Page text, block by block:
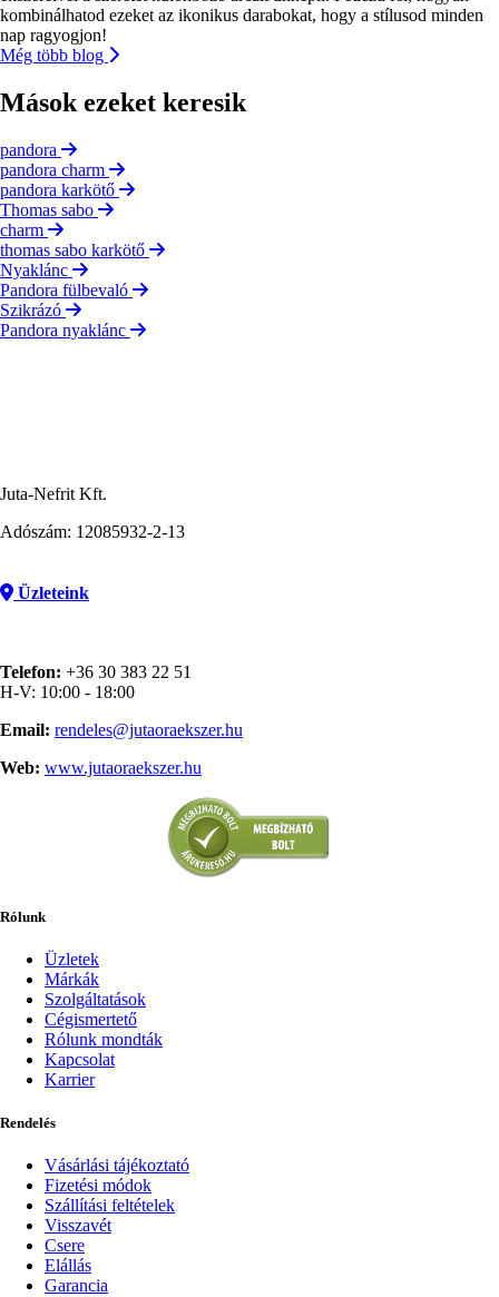
kombinálhatod ezeket az ikonikus darabokat, hogy a stílusod minden
nap ragyogjon!
Még több blog
Mások ezeket keresik
pandora
pandora charm
pandora karkötő
Thomas sabo
charm
thomas sabo karkötő
Nyaklánc
Pandora fülbevaló
Szikrázó
Pandora nyaklánc
Juta-Nefrit Kft.
Adószám: 12085932-2-13
Üzleteink
Telefon: +36 30 383 22 51
H-V: 10:00 - 18:00
Email: rendeles@jutaoraekszer.hu
Web: www.jutaoraekszer.hu
Rólunk
Üzletek
Márkák
Szolgáltatások
Cégismertető
Rólunk mondták
Kapcsolat
Karrier
Rendelés
Vásárlási tájékoztató
Fizetési módok
Szállítási feltételek
Visszavét
Csere
Elállás
Garancia